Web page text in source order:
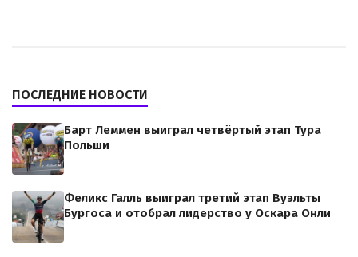
ПОСЛЕДНИЕ НОВОСТИ
Барт Леммен выиграл четвёртый этап Тура
Польши
Феликс Галль выиграл третий этап Вуэльты
Бургоса и отобрал лидерство у Оскара Онли